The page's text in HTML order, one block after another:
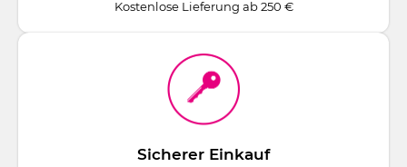
Kostenlose Lieferung ab 250 €
Sicherer Einkauf